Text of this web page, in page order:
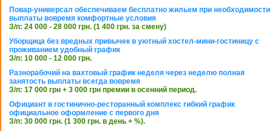
Повар-универсал обеспечиваем бесплатно жильем при необходимости
выплаты вовремя комфортные условия
З/п: 24 000 - 28 000 грн. (1 400 грн. за смену)
Уборщица без вредных привычек в уютный хостел-мини-гостиницу с
проживанием удобный график
З/п: 10 000 - 12 000 грн.
Разнорабочий на вахтовый график неделя через неделю полная
занятость выплаты всегда вовремя
З/п: 17 000 грн + 3 000 грн премии в осенний период.
Официант в гостинично-ресторанный комплекс гибкий график
официальное оформление с первого дня
З/п: 30 000 грн. (1 300 грн. в день + %).